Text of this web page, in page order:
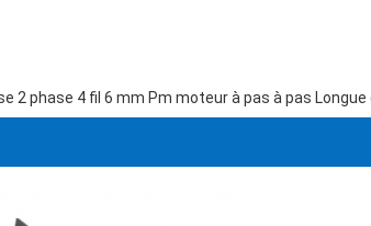
2 phase 4 fil 6 mm Pm moteur à pas à pas Longue